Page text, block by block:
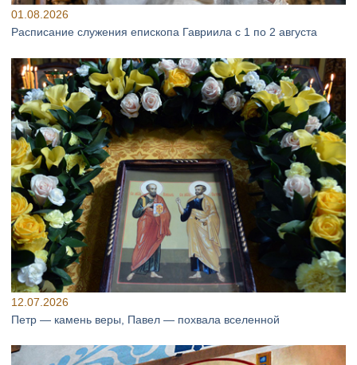
01.08.2026
Расписание служения епископа Гавриила с 1 по 2 августа
12.07.2026
Петр — камень веры, Павел — похвала вселенной